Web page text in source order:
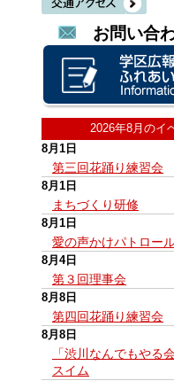
お問い合
2026年8月のイ
8月1日
第三回花踊り練習会
8月1日
まちづくり研修
8月1日
愛の声かけパトロー
8月4日
第３回理事会
8月8日
第四回花踊り練習会
8月8日
「渋川なんでもやる
スイム